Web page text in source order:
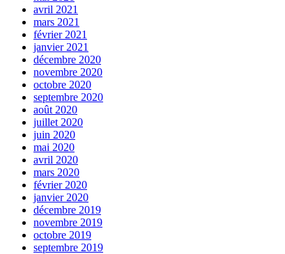
avril 2021
mars 2021
février 2021
janvier 2021
décembre 2020
novembre 2020
octobre 2020
septembre 2020
août 2020
juillet 2020
juin 2020
mai 2020
avril 2020
mars 2020
février 2020
janvier 2020
décembre 2019
novembre 2019
octobre 2019
septembre 2019